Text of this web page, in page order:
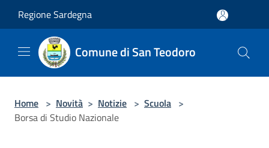
Regione Sardegna
Comune di San Teodoro
Home > Novità > Notizie > Scuola >
Borsa di Studio Nazionale